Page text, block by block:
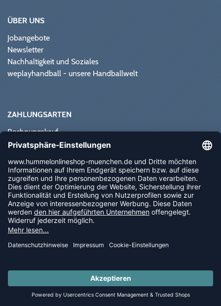
LAST PIECES: Bekleidung - Spare bis zu 65%
ÜBER UNS
Jobangebote
Newsletter
Nachhaltigkeit und Soziales
weplayhandball - unsere Handballwelt
ZAHLUNGSARTEN
Rechnungskauf
Paypal
Vorkasse
Sofortüberweisung
NEWSLETTER